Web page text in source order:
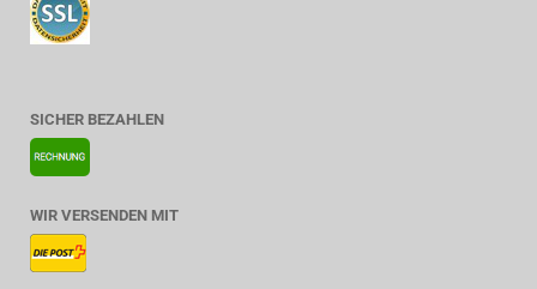
SICHER BEZAHLEN
WIR VERSENDEN MIT